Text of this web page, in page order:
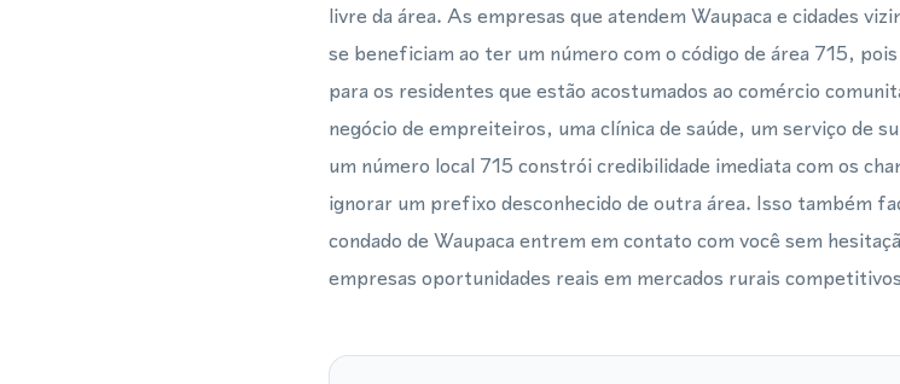
livre da área. As empresas que atendem Waupaca e cidades
se beneficiam ao ter um número com o código de área 715,
para os residentes que estão acostumados ao comércio
negócio de empreiteiros, uma clínica de saúde, um serviço de
um número local 715 constrói credibilidade imediata com os
ignorar um prefixo desconhecido de outra área. Isso também
condado de Waupaca entrem em contato com você sem
empresas oportunidades reais em mercados rurais